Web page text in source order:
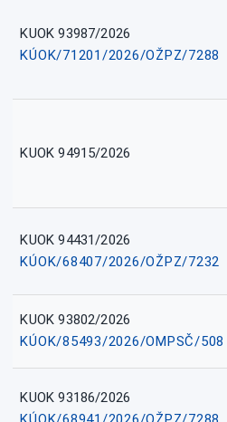
KUOK 93987/2026
KÚOK/71201/2026/OŽPZ/7288
KUOK 94915/2026
KUOK 94431/2026
KÚOK/68407/2026/OŽPZ/7232
KUOK 93802/2026
KÚOK/85493/2026/OMPSČ/508
KUOK 93186/2026